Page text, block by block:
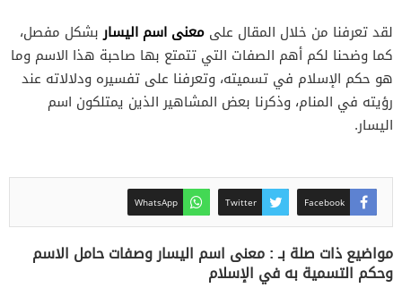
لقد تعرفنا من خلال المقال على معنى اسم اليساربشكل مفصل،
كما وضحنا لكم أهم الصفات التي تتمتع بها صاحبة هذا الاسم وما
هو حكم الإسلام في تسميته، وتعرفنا على تفسيره ودلالاته عند
رؤيته في المنام، وذكرنا بعض المشاهير الذين يمتلكون اسم
اليسار.
Facebook
Twitter
WhatsApp
مواضيع ذات صلة بـ : معنى اسم اليسار وصفات حامل الاسم
وحكم التسمية به في الإسلام